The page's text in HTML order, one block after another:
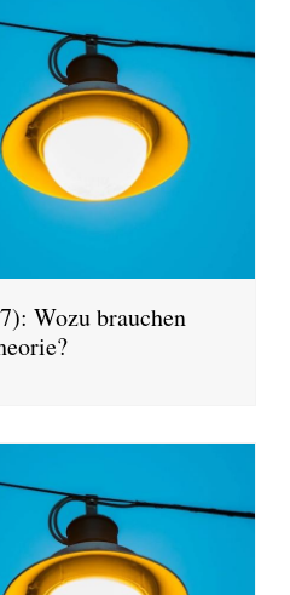
Wozu brauchen